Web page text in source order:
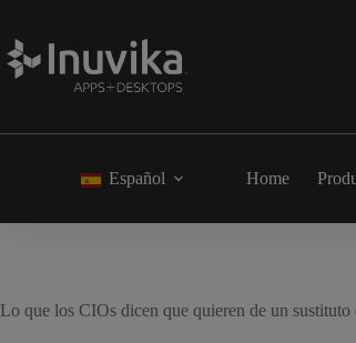
Español Home
Lo que los CIOs dicen que quieren de un